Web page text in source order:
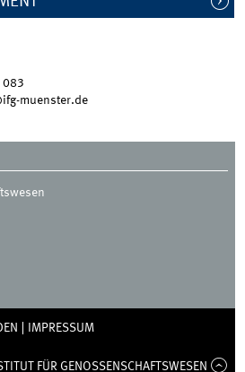
muenster.de
IMPRESSUM
FÜR GENOSSENSCHAFTSWESEN